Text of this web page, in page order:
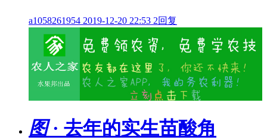
a1058261954 2019-12-20 22:53 2回复
图· 去年的实生苗酸角